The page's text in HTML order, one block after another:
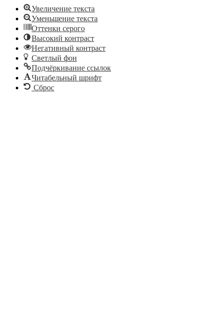
Увеличение текста
Уменьшение текста
Оттенки серого
Высокий контраст
Негативный контраст
Светлый фон
Подчёркивание ссылок
Читабельный шрифт
Сброс